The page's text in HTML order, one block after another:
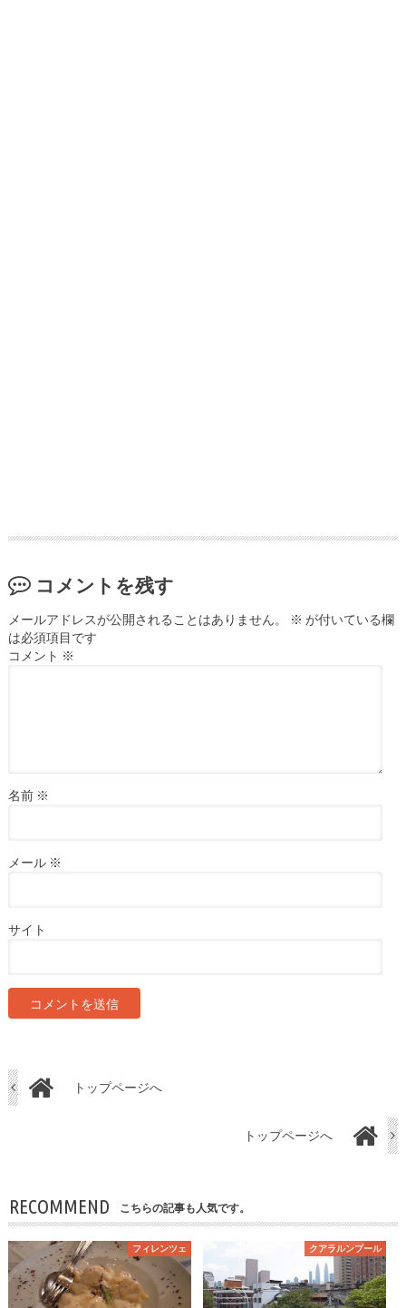
コメントを残す
メールアドレスが公開されることはありません。 ※ が付いている欄
は必須項目です
コメント ※
名前 ※
メール ※
サイト
トップページへ
トップページへ
RECOMMEND こちらの記事も人気です。
フィレンツェ クアラルンプール